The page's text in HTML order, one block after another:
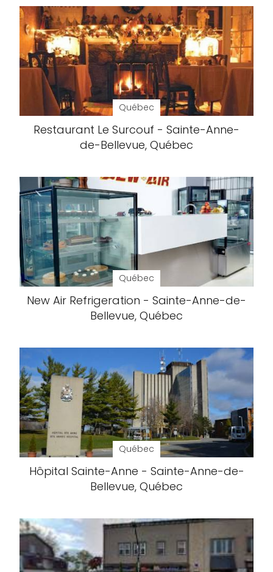
Québec
Restaurant Le Surcouf - Sainte-Anne-
de-Bellevue, Québec
Québec
New Air Refrigeration - Sainte-Anne-de-
Bellevue, Québec
Québec
Hôpital Sainte-Anne - Sainte-Anne-de-
Bellevue, Québec